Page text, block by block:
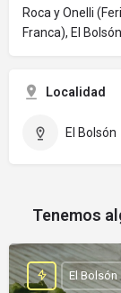
Roca y Onelli
Franca), El Bolsón
Localidad
El Bolsón
Tenemos
El Bolsón